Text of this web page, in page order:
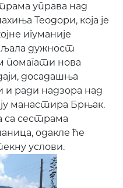
управа над
Теодори, која је
игуманије
дужност
помагати нова
досадашња
и ради надзора над
манастира Брњак.
са сестрама
одакле ће
услови.